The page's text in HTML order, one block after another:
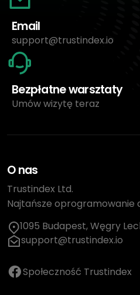
Email
support@trustindex.io
Bezpłatne warsztaty
Umów wizytę teraz
O nas
Trustindex Ltd.
Najtańsze oprogramowanie
1095 Budapest, Węgry
support@trustindex.io
Społeczność Trustindex